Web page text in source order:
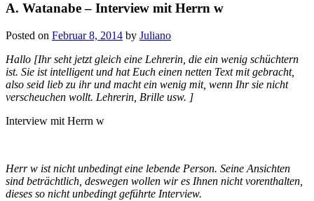
A. Watanabe – Interview mit Herrn w
Posted on Februar 8, 2014 by Juliano
Hallo [Ihr seht jetzt gleich eine Lehrerin, die ein wenig schüchtern
ist. Sie ist intelligent und hat Euch einen netten Text mit gebracht,
also seid lieb zu ihr und macht ein wenig mit, wenn Ihr sie nicht
verscheuchen wollt. Lehrerin, Brille usw. ]
Interview mit Herrn w
Herr w ist nicht unbedingt eine lebende Person. Seine Ansichten
sind beträchtlich, deswegen wollen wir es Ihnen nicht vorenthalten,
dieses so nicht unbedingt geführte Interview.